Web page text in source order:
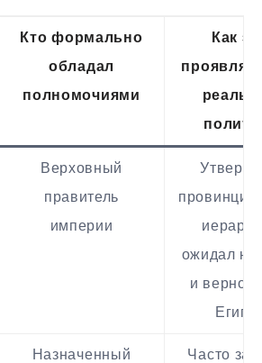
Кто формально
обладал
полномочиями
Как
Верховный
правитель
империи
ожидал
и
Назначенный
Часто